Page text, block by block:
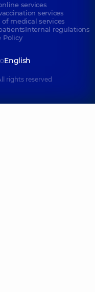
services
services
medical services
Internal regulations
Policy
English
rights reserved